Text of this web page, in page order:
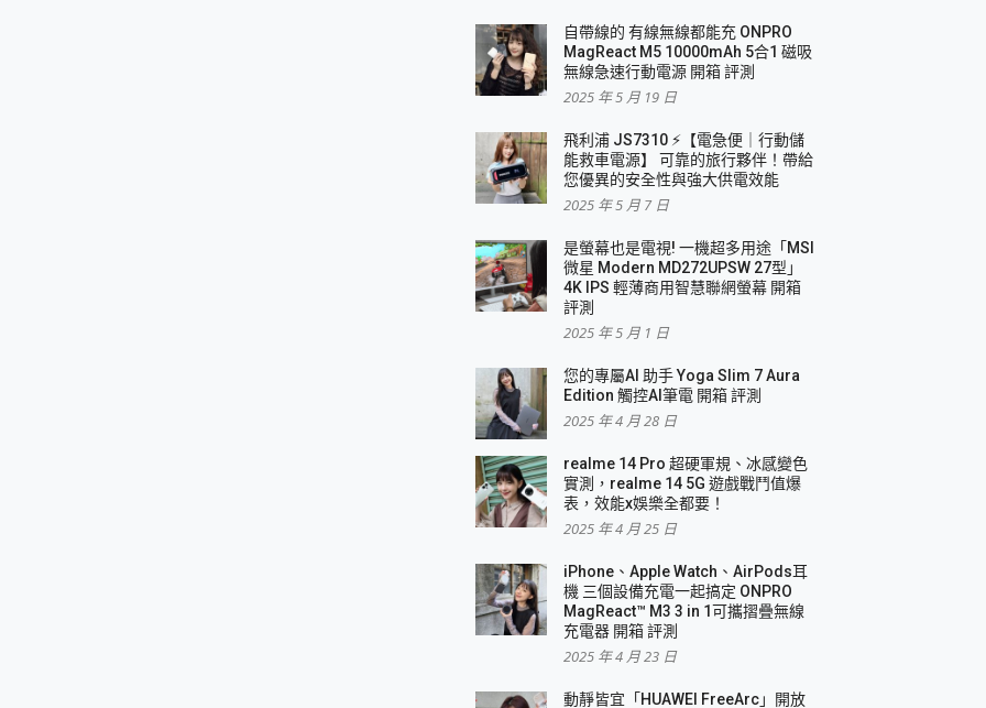
自帶線的 有線無線都能充 ONPRO
MagReact M5 10000mAh 5合1 磁吸
無線急速行動電源 開箱 評測
2025 年 5 月 19 日
飛利浦 JS7310 ⚡【電急便｜行動儲
能救車電源】 可靠的旅行夥伴！帶給
您優異的安全性與強大供電效能
2025 年 5 月 7 日
是螢幕也是電視! 一機超多用途「MSI
微星 Modern MD272UPSW 27型」
4K IPS 輕薄商用智慧聯網螢幕 開箱
評測
2025 年 5 月 1 日
您的專屬AI 助手 Yoga Slim 7 Aura
Edition 觸控AI筆電 開箱 評測
2025 年 4 月 28 日
realme 14 Pro 超硬軍規、冰感變色
實測，realme 14 5G 遊戲戰鬥值爆
表，效能x娛樂全都要！
2025 年 4 月 25 日
iPhone、Apple Watch、AirPods耳
機 三個設備充電一起搞定 ONPRO
MagReact™ M3 3 in 1可攜摺疊無線
充電器 開箱 評測
2025 年 4 月 23 日
動靜皆宜「HUAWEI FreeArc」開放